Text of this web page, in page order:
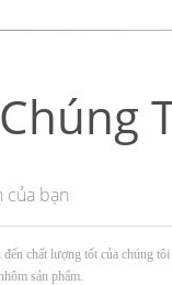
của bạn